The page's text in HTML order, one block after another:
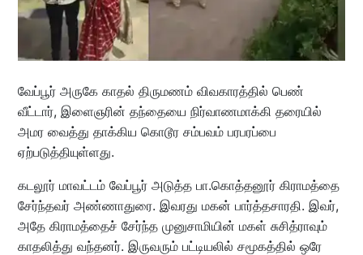
வேப்பூர் அருகே காதல் திருமணம் விவகாரத்தில் பெண்
வீட்டார், இளைஞரின் தந்தையை நிர்வாணமாக்கி தரையில்
அமர வைத்து தாக்கிய கொடூர சம்பவம் பரபரப்பை
ஏற்படுத்தியுள்ளது.
கடலூர் மாவட்டம் வேப்பூர் அடுத்த பா.கொத்தனூர் கிராமத்தை
சேர்ந்தவர் அண்ணாதுரை. இவரது மகன் பார்த்தசாரதி. இவர்,
அதே கிராமத்தைச் சேர்ந்த முனுசாமியின் மகள் சுசித்ராவும்
காதலித்து வந்தனர். இருவரும் பட்டியலில் சமூகத்தில் ஒரே